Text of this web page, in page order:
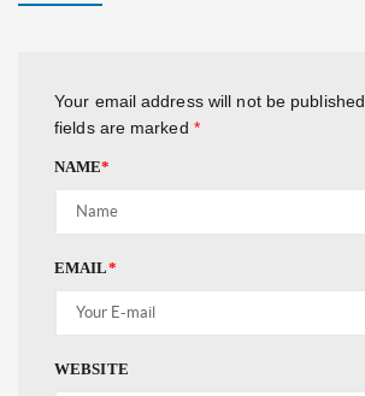
Your email address will not be published.
fields are marked *
NAME*
EMAIL*
WEBSITE